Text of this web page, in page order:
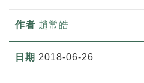
趙常皓
2018-06-26